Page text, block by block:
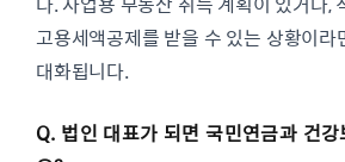
고용세액공제를 받을 수 있는 상황이라
대화됩니다.
Q. 법인 대표가 되면 국민연금과 건